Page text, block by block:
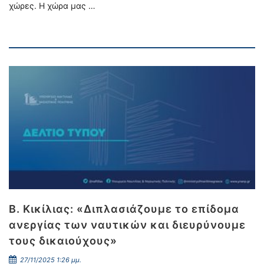
χώρες. Η χώρα μας …
Β. Κικίλιας: «Διπλασιάζουμε το επίδομα
ανεργίας των ναυτικών και διευρύνουμε
τους δικαιούχους»
27/11/2025 1:26 μμ.